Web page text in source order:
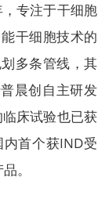
专注于干细胞
干细胞技术的
多条管线，其
晨创自主研发
床试验也已获
首个获IND受
。